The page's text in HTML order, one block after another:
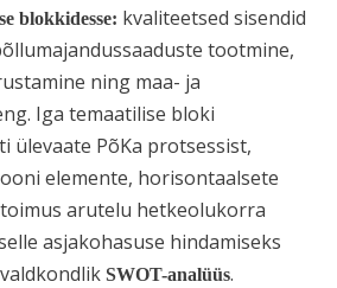
blokkidesse: kvaliteetsed sisendid
tootmine,
ning maa- ja
. Iga temaatilise bloki
ülevaate PõKa protsessist,
elemente, horisontaalsete
arutelu hetkeolukorra
asjakohasuse hindamiseks
SWOT-analüüs.